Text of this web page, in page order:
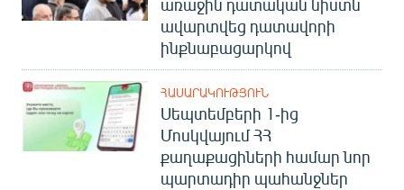
առաջին դատական նիստն
ավարտվեց դատավորի
ինքնաբացարկով
ՀԱՍԱՐԱԿՈՒԹՅՈՒՆ
Սեպտեմբերի 1-ից
Մոսկվայում ՀՀ
քաղաքացիների համար նոր
պարտադիր պահանջներ